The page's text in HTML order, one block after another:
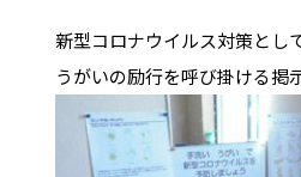
新型コロナウイルス対策とし
うがいの励行を呼び掛ける掲